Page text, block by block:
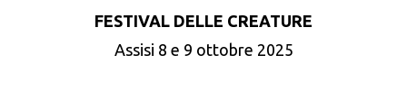
FESTIVAL DELLE CREATURE
Assisi 8 e 9 ottobre 2025